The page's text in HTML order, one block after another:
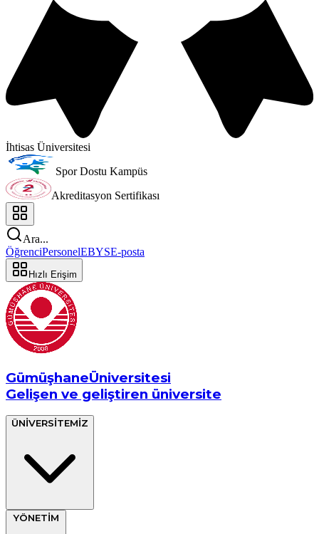
İhtisas Üniversitesi
Spor Dostu Kampüs
Akreditasyon Sertifikası
Ara...
ÖğrenciPersonelEBYSE-posta
Hızlı Erişim
GümüşhaneÜniversitesi
Gelişen ve geliştiren üniversite
ÜNİVERSİTEMİZ